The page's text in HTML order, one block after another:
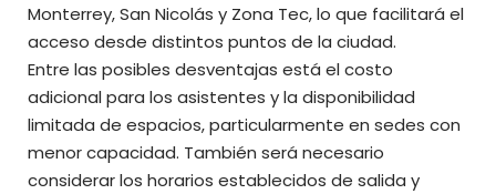
Monterrey, San Nicolás y Zona Tec, lo que facilitará el
acceso desde distintos puntos de la ciudad.
Entre las posibles desventajas está el costo
adicional para los asistentes y la disponibilidad
limitada de espacios, particularmente en sedes con
menor capacidad. También será necesario
considerar los horarios establecidos de salida y